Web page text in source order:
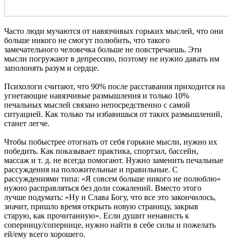
Часто люди мучаются от навязчивых горьких мыслей, что они
больше никого не смогут полюбить, что такого
замечательного человечка больше не повстречаешь. Эти
мысли погружают в депрессию, поэтому не нужно давать им
заполонять разум и сердце.
Психологи считают, что 90% после расставания приходится на
угнетающие навязчивые размышления и только 10%
печальных мыслей связано непосредственно с самой
ситуацией. Как только ты избавишься от таких размышлений,
станет легче.
Чтобы побыстрее отогнать от себя горькие мысли, нужно их
победить. Как показывает практика, спортзал, бассейн,
массаж и т. д. не всегда помогают. Нужно заменить печальные
рассуждения на положительные и правильные. С
рассуждениями типа: «Я совсем больше никого не полюблю»
нужно расправляться без доли сожалений. Вместо этого
лучше подумать: «Ну и Слава Богу, что все это закончилось,
значит, пришло время открыть новую страницу, закрыв
старую, как прочитанную». Если душит ненависть к
соперницу/сопернице, нужно найти в себе силы и пожелать
ей/ему всего хорошего.